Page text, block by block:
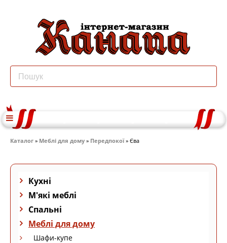
Каталог » Меблі для дому » Передпокої» Єва
Кухні
М'які меблі
Спальні
Меблі для дому
Шафи-купе